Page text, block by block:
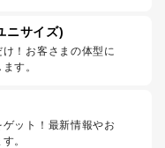
ニサイズ)
！お客さまの体型に
す。
ット！最新情報やお
。